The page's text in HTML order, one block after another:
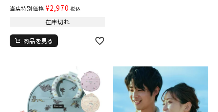
当店特別価格 ¥2,970 税込
在庫切れ
商品を見る